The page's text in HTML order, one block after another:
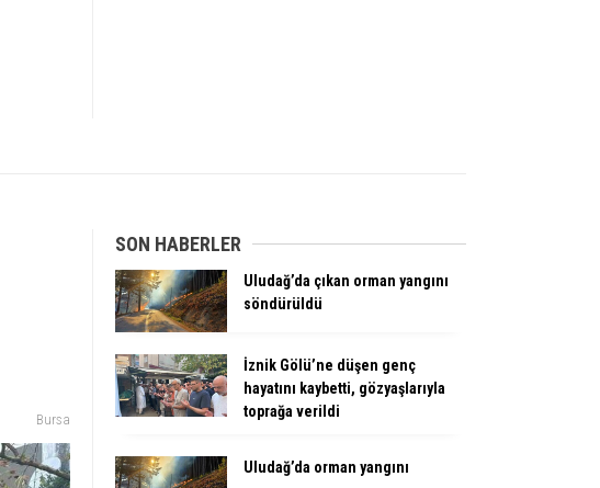
Bursa
SON HABERLER
Uludağ’da çıkan orman yangını
söndürüldü
İznik Gölü’ne düşen genç
hayatını kaybetti, gözyaşlarıyla
toprağa verildi
Uludağ’da orman yangını